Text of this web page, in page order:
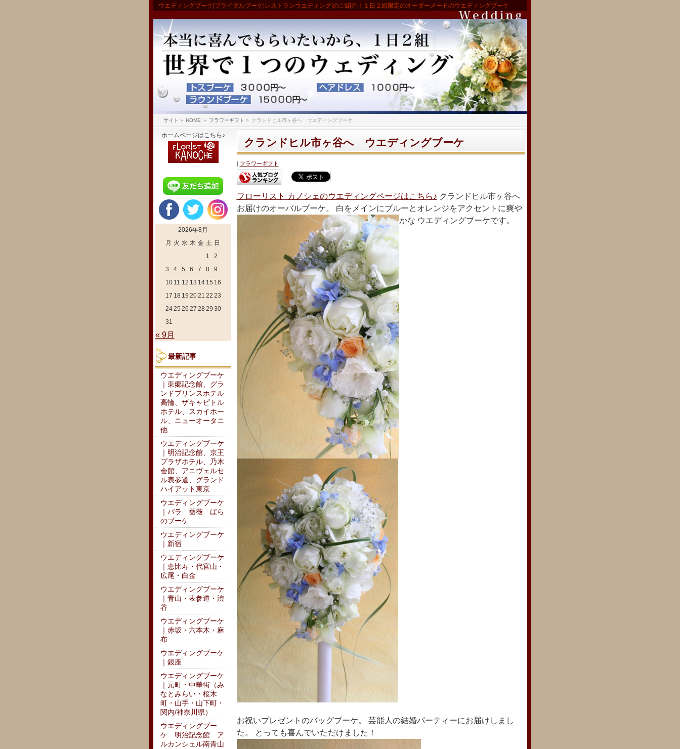
ウエディングブーケ|ブライダルブーケ|レストランウエディング|のご紹介！１日２組限定のオーダーメードのウエディングブーケ
サイト » HOME » フラワーギフト » クランドヒル市ヶ谷へ ウエディングブーケ
クランドヒル市ヶ谷へ ウエディングブーケ
フラワーギフト
フローリスト カノシェのウエディングページはこちら♪ クランドヒル市ヶ谷へ
お届けのオーバルブーケ。 白をメインにブルーとオレンジをアクセントに爽や
かな ウエディングブーケです。
お祝いプレゼントのバッグブーケ。 芸能人の結婚パーティーにお届けしまし
た。 とっても喜んでいただけました！
ホームページはこちら♪
2026年8月
月 火 水 木 金 土 日
1
2
3
4 5 6 7 8
9
10 11 12 13 14 15 16
17 18 19 2021 22 23
2425 26 27 28 29 30
31
« 9月
最新記事
ウエディングブーケ
｜東郷記念館、グラ
ンドプリンスホテル
高輪、ザキャピトル
ホテル、スカイホー
ル、ニューオータニ
他
ウエディングブーケ
｜明治記念館、京王
プラザホテル、乃木
会館、アニヴェルセ
ル表参道、グランド
ハイアット東京
ウエディングブーケ
｜バラ 薔薇 ばら
のブーケ
ウエディングブーケ
｜新宿
ウエディングブーケ
｜恵比寿・代官山・
広尾・白金
ウエディングブーケ
｜青山・表参道・渋
谷
ウエディングブーケ
｜赤坂・六本木・麻
布
ウエディングブーケ
｜銀座
ウエディングブーケ
｜元町・中華街（み
なとみらい・桜木
町・山手・山下町・
関内/神奈川県）
ウエディングブー
ケ 明治記念館 ア
ルカンシェル南青山